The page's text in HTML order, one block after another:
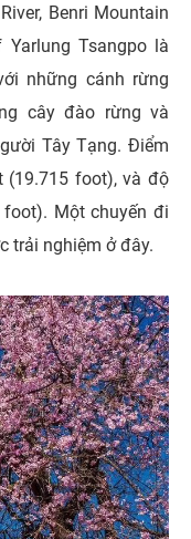
Benri Mountain
Yarlung Tsangpo là
những cánh rừng
cây đào rừng và
Tây Tạng. Điểm
(19.715 foot), và độ
Một chuyến đi
trải nghiệm ở đây.